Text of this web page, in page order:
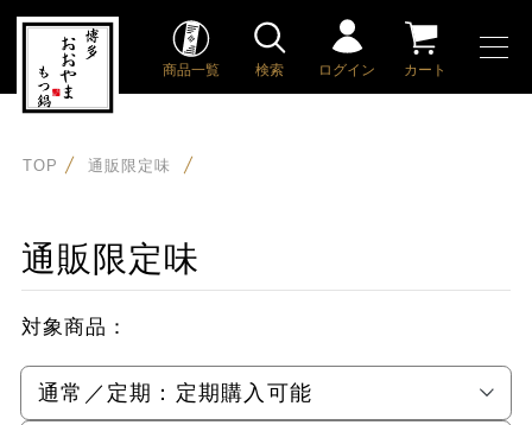
商品一覧 検索 ログイン カート
TOP 通販限定味
通販限定味
対象商品：
通常／定期： 定期購入可能